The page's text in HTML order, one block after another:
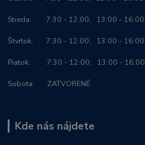
Streda: 7:30 - 12:00; 13:00 - 16:00
Štvrtok: 7:30 - 12:00; 13:00 - 16:00
Piatok: 7:30 - 12:00; 13:00 - 16:00
Sobota: ZATVORENÉ
Kde nás nájdete